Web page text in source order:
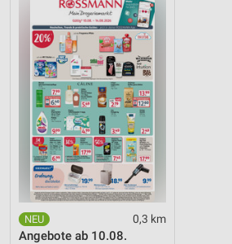
0,3 km
Angebote ab 10.08.